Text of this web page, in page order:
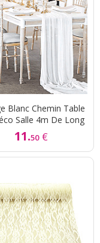
Blanc Chemin Table
Salle 4m De Long
11.50 €